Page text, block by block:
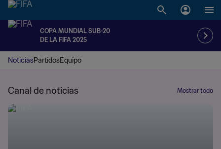
COPA MUNDIAL SUB-20
DE LA FIFA 2025
NoticiasPartidosEquipo
Canal de noticias Mostrar todo